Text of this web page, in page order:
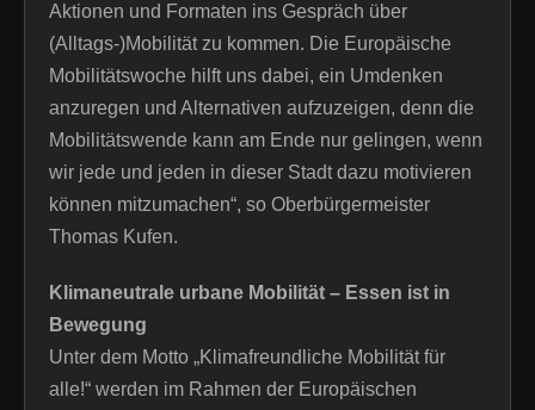
Aktionen und Formaten ins Gespräch über
(Alltags-)Mobilität zu kommen. Die Europäische
Mobilitätswoche hilft uns dabei, ein Umdenken
anzuregen und Alternativen aufzuzeigen, denn die
Mobilitätswende kann am Ende nur gelingen, wenn
wir jede und jeden in dieser Stadt dazu motivieren
können mitzumachen“, so Oberbürgermeister
Thomas Kufen.
Klimaneutrale urbane Mobilität – Essen ist in
Bewegung
Unter dem Motto „Klimafreundliche Mobilität für
alle!“ werden im Rahmen der Europäischen